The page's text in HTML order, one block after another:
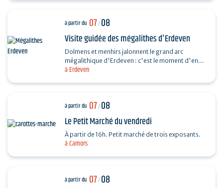
à Erdeven
à partir du 07/08
Visite guidée des mégalithes d'Erdeven
Dolmens et menhirs jalonnent le grand arc
mégalithique d'Erdeven : c'est le moment d'en
découvrir un peu plus. Des Alignements de
à Camors
à partir du 07/08
Le Petit Marché du vendredi
À partir de 16h. Petit marché de trois exposants.
à partir du 07/08